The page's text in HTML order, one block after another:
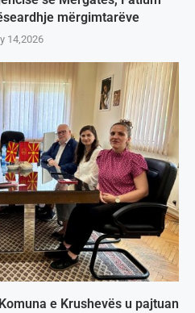
mërgimtarëve
14,2026
e Krushevës u pajtuan